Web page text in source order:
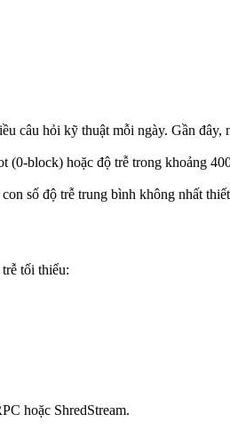
câu hỏi kỹ thuật mỗi ngày. Gần
block) hoặc độ trễ trong khoảng
số độ trễ trung bình không nhất
tối thiểu:
hoặc ShredStream.